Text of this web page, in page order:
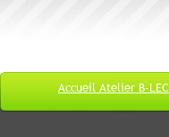
Accueil Atelier B-LEC